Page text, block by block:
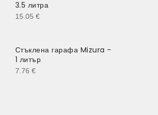
3.5 литра
15.05 €
Стъклена гарафа Mizura -
1 литър
7.76 €